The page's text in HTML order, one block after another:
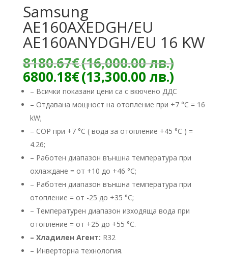
Samsung
AE160AXEDGH/EU
AE160ANYDGH/EU 16 KW
8180.67€(16,000.00 лв.)
6800.18€(13,300.00 лв.)
цена
е:
лв.).
– Всички показани цени са с вкючено ДДС
– Отдавана мощност на отопление при +7 °C = 16
kW;
– COP при +7 °C ( вода за отопление +45 °C ) =
4.26;
– Работен диапазон външна температура при
охлаждане = от +10 до +46 °C;
– Работен диапазон външна температура при
отопление = от -25 до +35 °C;
– Температурен диапазон изходяща вода при
отопление = от +25 до +55 °C.
– Хладилен Агент: R32
– ​Инверторна технология.